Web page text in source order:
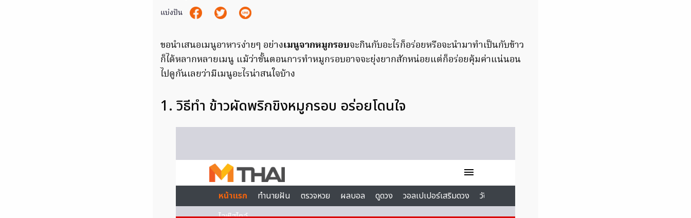
แบ่งปัน
ขอนำเสนอเมนูอาหารง่ายๆ อย่างเมนูจากหมูกรอบจะกินกับอะไรก็อร่อยหรือจะนำมาทำเป็นกับข้าว
ก็ได้หลากหลายเมนู แม้ว่าขั้นตอนการทำหมูกรอบอาจจะยุ่งยากสักหน่อยแต่ก็อร่อยคุ้มค่าแน่นอน
ไปดูกันเลยว่ามีเมนูอะไรน่าสนใจบ้าง
1. วิธีทำ ข้าวผัดพริกขิงหมูกรอบ อร่อยโดนใจ